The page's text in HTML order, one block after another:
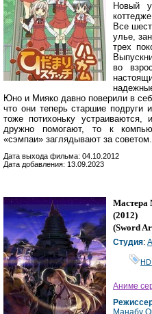
Новый
Все
улье,
трех
во
Юно и Мияко давно поверили в
что они теперь старшие подруги
тоже потихоньку
дружно помогают, то к
«сэмпаи» заглядывают за
Дата выхода фильма: 04.10.2012
Дата добавления: 13.09.2023
Мастера
(2012)
(Sword
Студия:
Аниме
Манабу